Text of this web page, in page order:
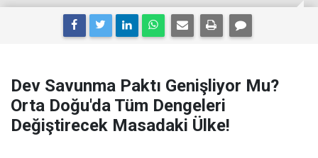
Dev Savunma Paktı Genişliyor Mu?
Orta Doğu'da Tüm Dengeleri
Değiştirecek Masadaki Ülke!